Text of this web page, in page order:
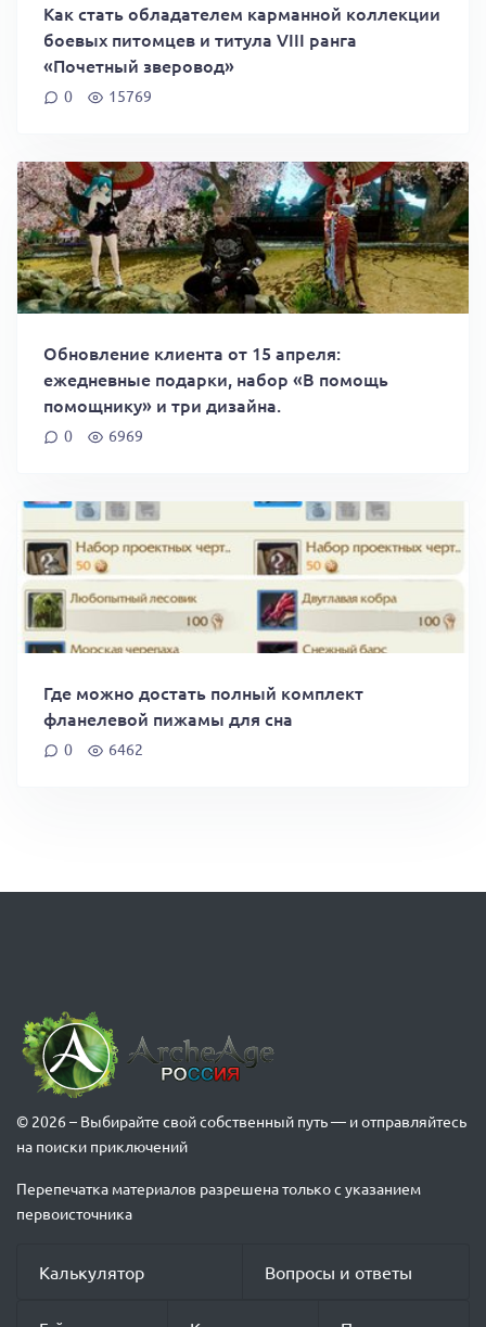
Как стать обладателем карманной коллекции
боевых питомцев и титула VIII ранга
«Почетный зверовод»
0 15769
Обновление клиента от 15 апреля:
ежедневные подарки, набор «В помощь
помощнику» и три дизайна.
0 6969
Где можно достать полный комплект
фланелевой пижамы для сна
0 6462
© 2026 – Выбирайте свой собственный путь — и отправляйтесь
на поиски приключений
Перепечатка материалов разрешена только с указанием
первоисточника
Калькулятор Вопросы и ответы